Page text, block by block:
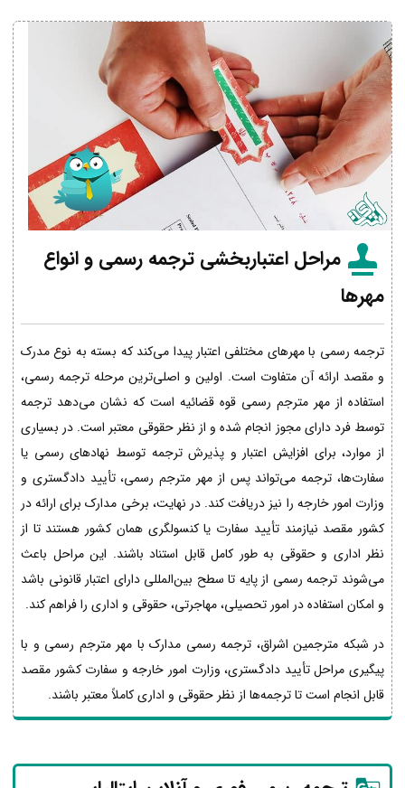
مراحل اعتباربخشی ترجمه رسمی و انواع
مهرها
ترجمه رسمی با مهرهای مختلفی اعتبار پیدا می‌کند که بسته به نوع مدرک
و مقصد ارائه آن متفاوت است. اولین و اصلی‌ترین مرحله ترجمه رسمی،
استفاده از مهر مترجم رسمی قوه قضائیه است که نشان می‌دهد ترجمه
توسط فرد دارای مجوز انجام شده و از نظر حقوقی معتبر است. در بسیاری
از موارد، برای افزایش اعتبار و پذیرش ترجمه توسط نهادهای رسمی یا
سفارت‌ها، ترجمه می‌تواند پس از مهر مترجم رسمی، تأیید دادگستری و
وزارت امور خارجه را نیز دریافت کند. در نهایت، برخی مدارک برای ارائه در
کشور مقصد نیازمند تأیید سفارت یا کنسولگری همان کشور هستند تا از
نظر اداری و حقوقی به طور کامل قابل استناد باشند. این مراحل باعث
می‌شوند ترجمه رسمی از پایه تا سطح بین‌المللی دارای اعتبار قانونی باشد
و امکان استفاده در امور تحصیلی، مهاجرتی، حقوقی و اداری را فراهم کند.
در شبکه مترجمین اشراق، ترجمه رسمی مدارک با مهر مترجم رسمی و با
پیگیری مراحل تأیید دادگستری، وزارت امور خارجه و سفارت کشور مقصد
قابل انجام است تا ترجمه‌ها از نظر حقوقی و اداری کاملاً معتبر باشند.